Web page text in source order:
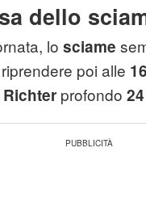
dello
lo sciame
poi alle
Richter profondo